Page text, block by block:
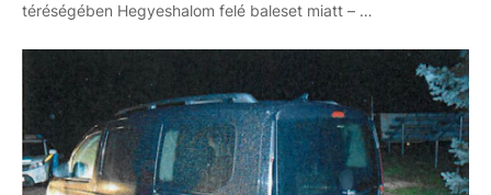
téréségében Hegyeshalom felé baleset miatt – …